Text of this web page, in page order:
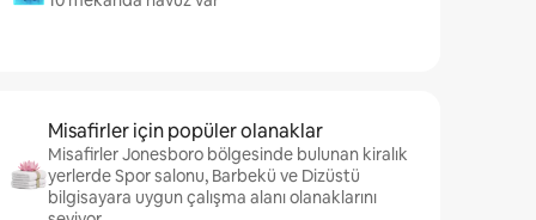
Misafirler için popüler olanaklar
Misafirler Jonesboro bölgesinde bulunan kiralık
yerlerde Spor salonu, Barbekü ve Dizüstü
bilgisayara uygun çalışma alanı olanaklarını